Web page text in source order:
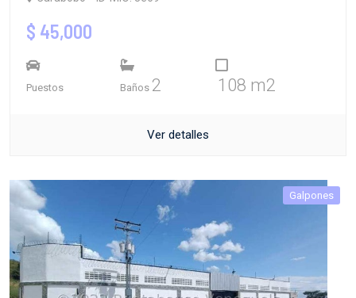
$ 45,000
Puestos Baños 2 108 m2
Ver detalles
Galpones